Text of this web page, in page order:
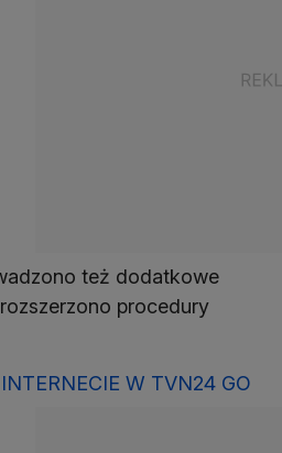
też dodatkowe
procedury
W TVN24 GO